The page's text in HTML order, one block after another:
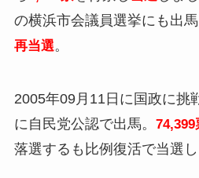
の横浜市会議員選挙にも出馬
再当選。
2005年09月11日に国政に挑
に自民党公認で出馬。 74,399
落選するも比例復活で当選し